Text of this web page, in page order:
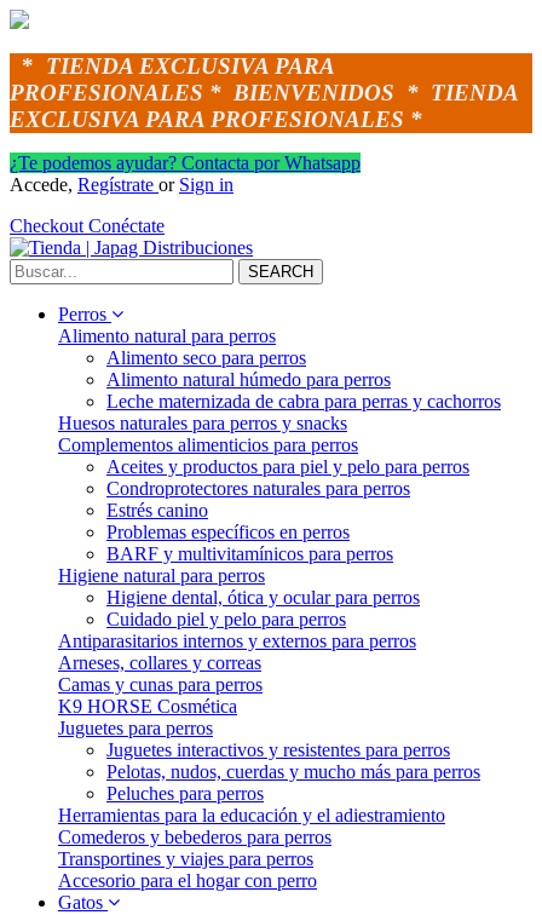
* TIENDA EXCLUSIVA PARA
PROFESIONALES * BIENVENIDOS * TIENDA
EXCLUSIVA PARA PROFESIONALES *
¿Te podemos ayudar? Contacta por Whatsapp
Accede, Regístrate or Sign in
Checkout Conéctate
SEARCH
Perros
Alimento natural para perros
Alimento seco para perros
Alimento natural húmedo para perros
Leche maternizada de cabra para perras y cachorros
Huesos naturales para perros y snacks
Complementos alimenticios para perros
Aceites y productos para piel y pelo para perros
Condroprotectores naturales para perros
Estrés canino
Problemas específicos en perros
BARF y multivitamínicos para perros
Higiene natural para perros
Higiene dental, ótica y ocular para perros
Cuidado piel y pelo para perros
Antiparasitarios internos y externos para perros
Arneses, collares y correas
Camas y cunas para perros
K9 HORSE Cosmética
Juguetes para perros
Juguetes interactivos y resistentes para perros
Pelotas, nudos, cuerdas y mucho más para perros
Peluches para perros
Herramientas para la educación y el adiestramiento
Comederos y bebederos para perros
Transportines y viajes para perros
Accesorio para el hogar con perro
Gatos